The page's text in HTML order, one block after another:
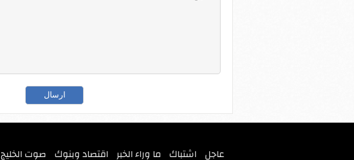
عاجل اشتباك ما وراء الخبر اقتصاد وبنوك صوت الخليج